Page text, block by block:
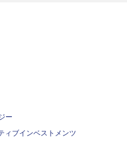
ー
ィブインベストメンツ